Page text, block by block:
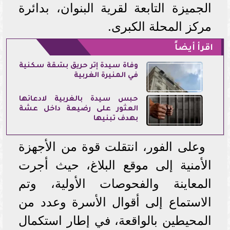
الجميزة التابعة لقرية البنوان، بدائرة
مركز المحلة الكبرى.
اقرأ أيضاً
وفاة سيدة إثر حريق بشقة سكنية
في المنيرة الغربية
حبس سيدة بالغربية لادعائها
العثور على رضيعة داخل عشة
بهدف تبنيها
وعلى الفور، انتقلت قوة من الأجهزة
الأمنية إلى موقع البلاغ، حيث أجرت
المعاينة والفحوصات الأولية، وتم
الاستماع إلى أقوال الأسرة وعدد من
المحيطين بالواقعة، في إطار استكمال